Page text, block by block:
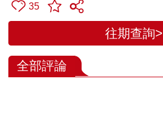
35
往期查詢>
全部評論